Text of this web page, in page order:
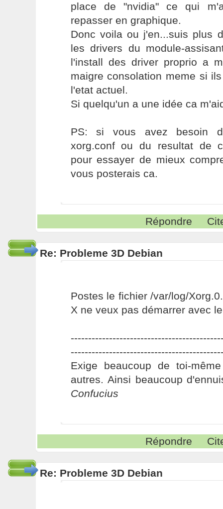
place de "nvidia" ce qui
repasser en graphique.
Donc voila ou j'en...suis plus
les drivers du module-
l'install des driver proprio a
maigre consolation meme si
l'etat actuel.
Si quelqu'un a une idée ca
PS: si vous avez besoin
xorg.conf ou du resultat de
pour essayer de mieux
vous posterais ca.
Répondre
Re: Probleme 3D Debian
Postes le fichier /var/log/
X ne veux pas démarrer avec
Exige beaucoup de toi-
autres. Ainsi beaucoup
Confucius
Répondre
Re: Probleme 3D Debian